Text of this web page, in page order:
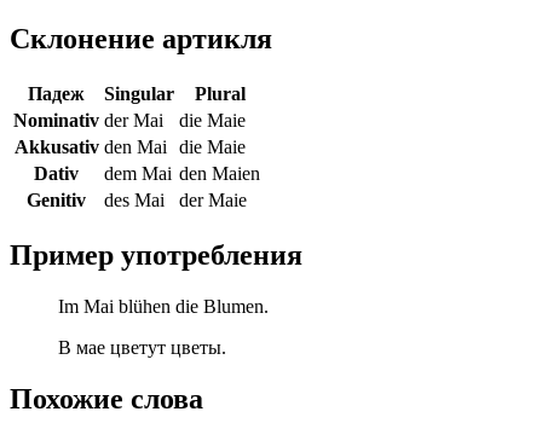
Склонение артикля
Падеж Singular
Plural
Nominativ der Mai
die Maie
Akkusativ den Mai
die Maie
Dativ
dem Mai den Maien
Genitiv
des Mai der Maie
Пример употребления
Im Mai blühen die Blumen.
В мае цветут цветы.
Похожие слова